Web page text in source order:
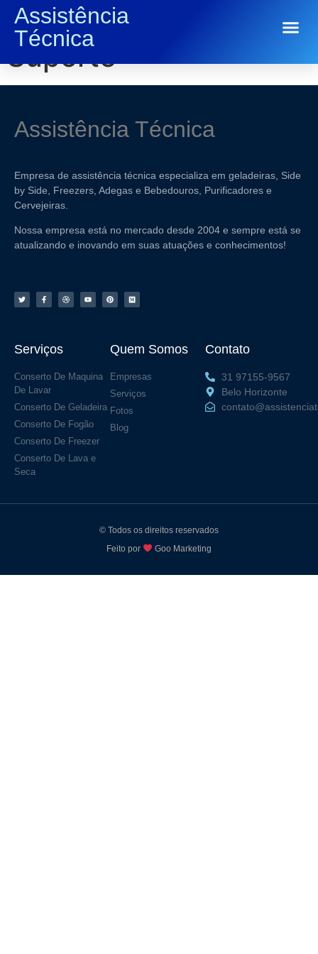
Assistência
Técnica
Tag:Tecnologia e
Suporte
Assistência Técnica
Empresa de assistência técnica especializa em geladeiras, Side
by Side, Freezers, Adegas e Bebedouros, Purificadores e
Cervejeiras.
Nossa empresa está no mercado desde 2004 e sempre está se
atualizando e inovando em suas atuações e conhecimentos!
Serviços
Conserto De Maquina
De Lavar
Conserto De Geladeira
Conserto De Fogão
Conserto De Freezer
Conserto De Lava e
Seca
Quem Somos
Empresas
Serviços
Fotos
Blog
Contato
31 97155-9567
Belo Horizonte
© Todos os direitos reservados
Feito por
Goo Marketing